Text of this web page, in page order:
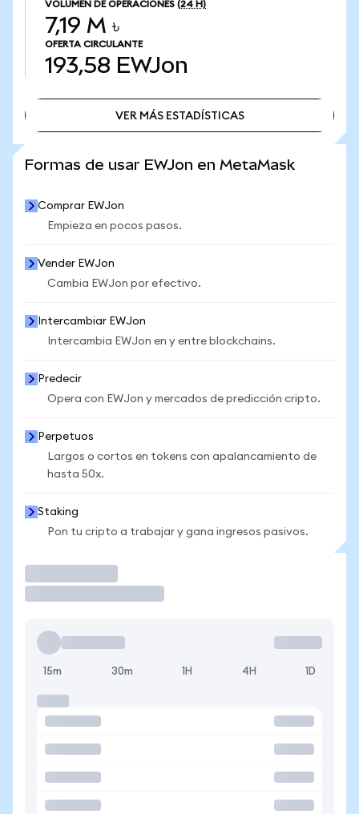
VOLUMEN DE OPERACIONES (24 H)
7,19 M ৳
OFERTA CIRCULANTE
193,58 EWJon
VER MÁS ESTADÍSTICAS
Formas de usar EWJon en MetaMask
Comprar EWJon
Empieza en pocos pasos.
Vender EWJon
Cambia EWJon por efectivo.
Intercambiar EWJon
Intercambia EWJon en y entre blockchains.
Predecir
Opera con EWJon y mercados de predicción cripto.
Perpetuos
Largos o cortos en tokens con apalancamiento de
hasta 50x.
Staking
Pon tu cripto a trabajar y gana ingresos pasivos.
15m 30m 1H 4H 1D